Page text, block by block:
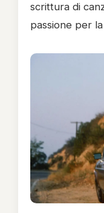
scrittura di
passione per